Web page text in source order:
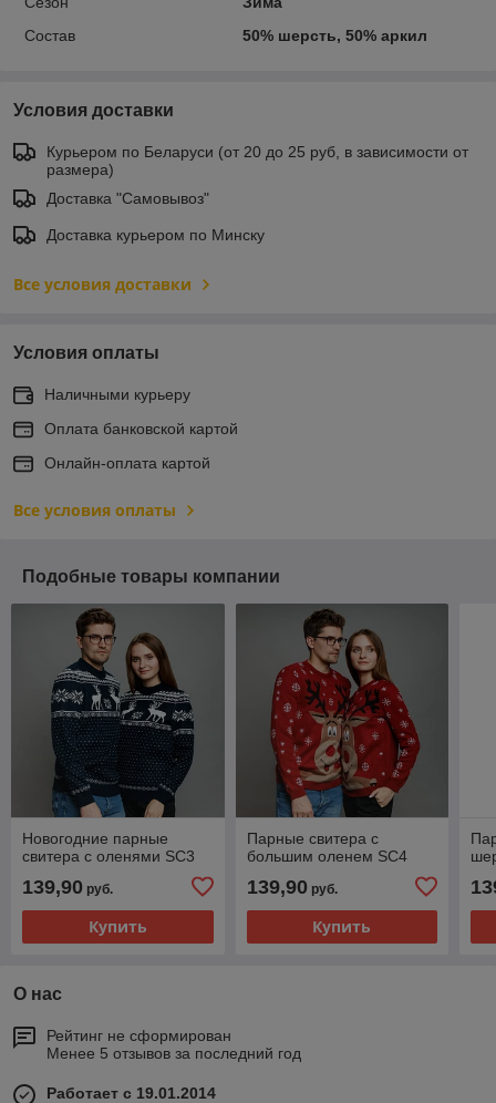
Состав
50% шерсть, 50% аркил
Условия доставки
Курьером по Беларуси (от 20 до 25 руб, в зависимости от
размера)
Доставка "Самовывоз"
Доставка курьером по Минску
Все условия доставки
Условия оплаты
Наличными курьеру
Оплата банковской картой
Онлайн-оплата картой
Все условия оплаты
Подобные товары компании
Новогодние парные
свитера с оленями SC3
139,90 руб.
Купить
Парные свитера с
большим оленем SC4
139,90руб.
Купить
О нас
Рейтинг не сформирован
Менее 5 отзывов за последний год
Работает с 19.01.2014